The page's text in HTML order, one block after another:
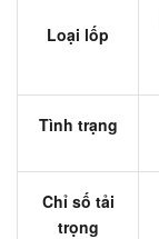
Loại lốp
Tình trạng
Chỉ số tải
trọng